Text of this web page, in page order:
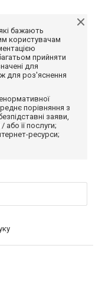
бажають
користувачам
прийняти
для
для роз'яснення
порівняння з
заяви,
або її послуги;
ресурси;